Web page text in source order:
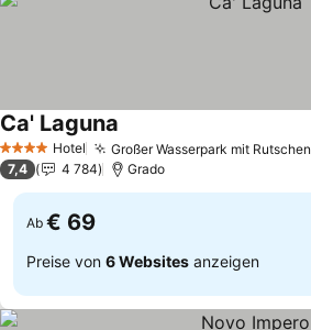
4 Sterne Hotel Großer Wasserpark mit Rutschen
Ca' Laguna
7,4 4 784 Grado
Ab € 69
Preise von 6 Websites anzeigen